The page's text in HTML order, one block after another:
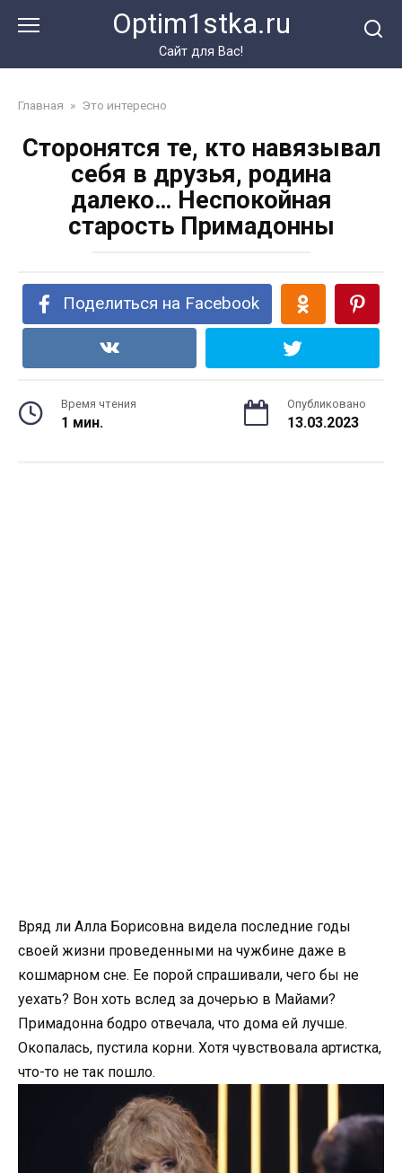
Optim1stka.ru
Сайт для Вас!
Главная » Это интересно
Сторонятся те, кто навязывал
себя в друзья, родина
далеко… Неспокойная
старость Примадонны
Поделиться на Facebook
Время чтения
1 мин.
Опубликовано
13.03.2023
Вряд ли Алла Борисовна видела последние годы
своей жизни проведенными на чужбине даже в
кошмарном сне. Ее порой спрашивали, чего бы не
уехать? Вон хоть вслед за дочерью в Майами?
Примадонна бодро отвечала, что дома ей лучше.
Окопалась, пустила корни. Хотя чувствовала артистка,
что-то не так пошло.